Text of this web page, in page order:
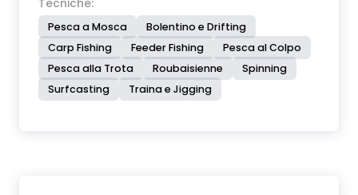
Tecniche:
Pesca a Mosca
Bolentino e Drifting
Carp Fishing
Feeder Fishing
Pesca al Colpo
Pesca alla Trota
Roubaisienne
Spinning
Surfcasting
Traina e Jigging